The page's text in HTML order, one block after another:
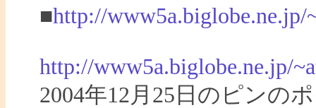
■http://www5a.biglobe.ne.jp/
http://www5a.biglobe.ne.jp/
2004年12月25日のピンの